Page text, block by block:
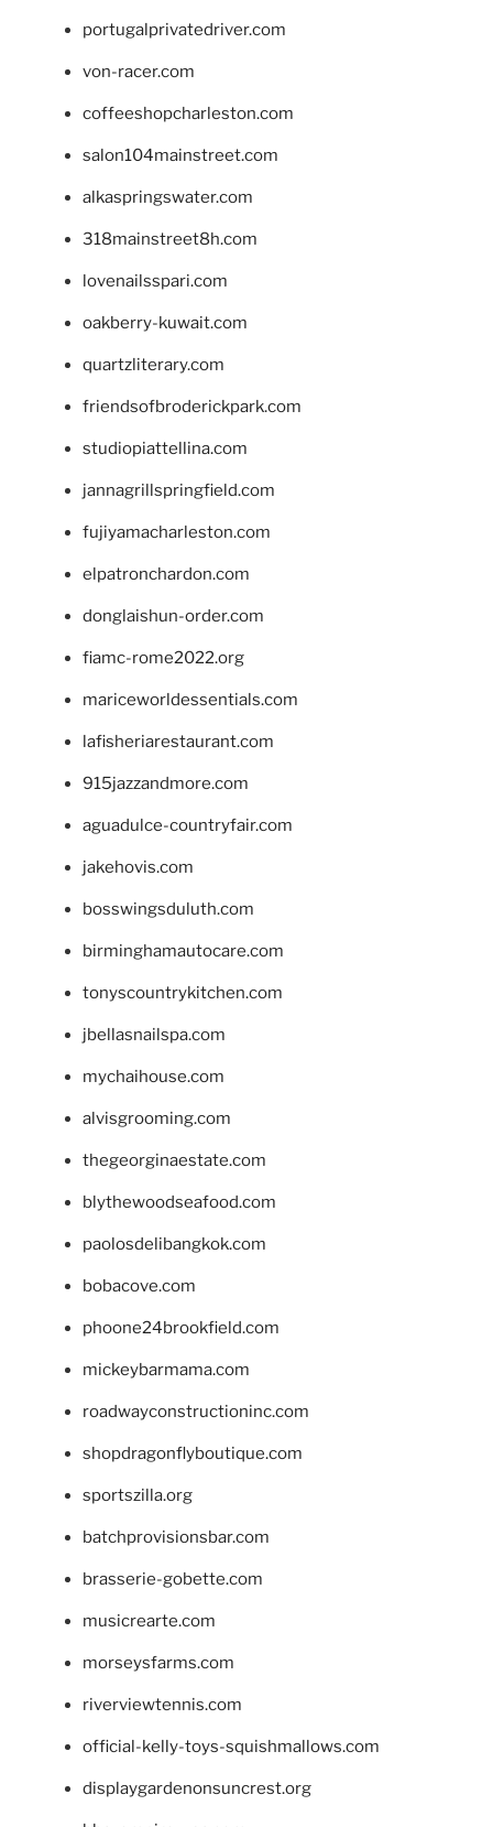
portugalprivatedriver.com
von-racer.com
coffeeshopcharleston.com
salon104mainstreet.com
alkaspringswater.com
318mainstreet8h.com
lovenailsspari.com
oakberry-kuwait.com
quartzliterary.com
friendsofbroderickpark.com
studiopiattellina.com
jannagrillspringfield.com
fujiyamacharleston.com
elpatronchardon.com
donglaishun-order.com
fiamc-rome2022.org
mariceworldessentials.com
lafisheriarestaurant.com
915jazzandmore.com
aguadulce-countryfair.com
jakehovis.com
bosswingsduluth.com
birminghamautocare.com
tonyscountrykitchen.com
jbellasnailspa.com
mychaihouse.com
alvisgrooming.com
thegeorginaestate.com
blythewoodseafood.com
paolosdelibangkok.com
bobacove.com
phoone24brookfield.com
mickeybarmama.com
roadwayconstructioninc.com
shopdragonflyboutique.com
sportszilla.org
batchprovisionsbar.com
brasserie-gobette.com
musicrearte.com
morseysfarms.com
riverviewtennis.com
official-kelly-toys-squishmallows.com
displaygardenonsuncrest.org